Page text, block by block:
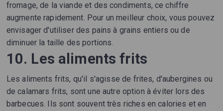
fromage, de la viande et des condiments, ce chiffre
augmente rapidement. Pour un meilleur choix, vous pouvez
envisager d'utiliser des pains à grains entiers ou de
diminuer la taille des portions.
10. Les aliments frits
Les aliments frits, qu'il s'agisse de frites, d'aubergines ou
de calamars frits, sont une autre option à éviter lors des
barbecues. Ils sont souvent très riches en calories et en